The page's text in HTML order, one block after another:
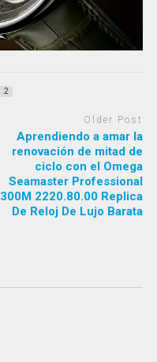
2
Older Post
Aprendiendo a amar la
renovación de mitad de
ciclo con el Omega
Seamaster Professional
300M 2220.80.00 Replica
De Reloj De Lujo Barata